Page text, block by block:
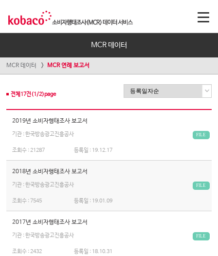
MCR 데이터
MCR 데이터 MCR 연례 보고서
전체 17건(1 /2)page
2019년 소비자행태조사 보고서
기관 : 한국방송광고진흥공사 FILE
조회수 :21287 등록일 : 19.12.17
2018년 소비자행태조사 보고서
기관 : 한국방송광고진흥공사 FILE
조회수 :7545 등록일 : 19.01.09
2017년 소비자행태조사 보고서
기관 : 한국방송광고진흥공사 FILE
조회수 :2432 등록일 : 18.10.31